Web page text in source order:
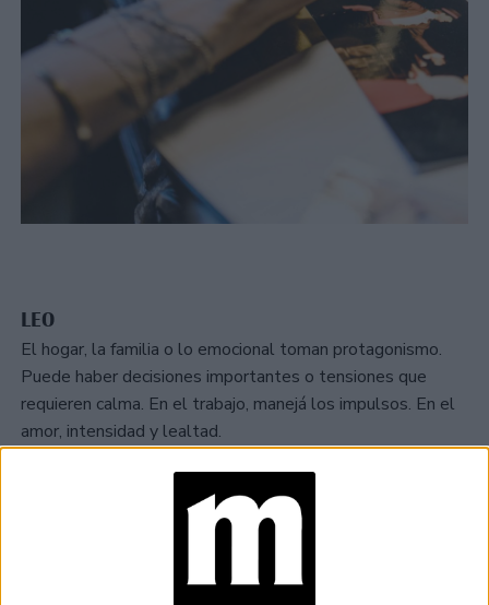
LEO
El hogar, la familia o lo emocional toman protagonismo.
Puede haber decisiones importantes o tensiones que
requieren calma. En el trabajo, manejá los impulsos. En el
amor, intensidad y lealtad.
TAMBIÉN TE PUEDE INTERESAR
HORÓSCOPO DE LA
CLAVES PARA